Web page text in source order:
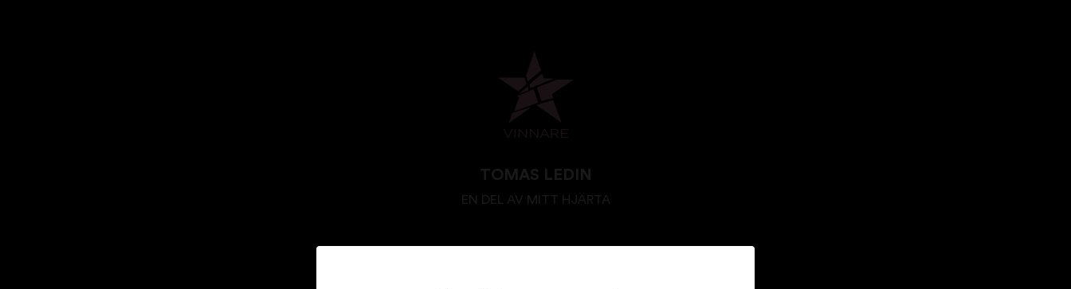
TOMAS LEDIN
EN DEL AV MITT HJÄRTA